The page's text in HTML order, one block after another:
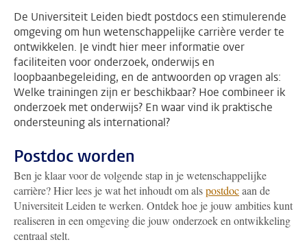
De Universiteit Leiden biedt postdocs een stimulerende
omgeving om hun wetenschappelijke carrière verder te
ontwikkelen. Je vindt hier meer informatie over
faciliteiten voor onderzoek, onderwijs en
loopbaanbegeleiding, en de antwoorden op vragen als:
Welke trainingen zijn er beschikbaar? Hoe combineer ik
onderzoek met onderwijs? En waar vind ik praktische
ondersteuning als international?
Postdoc worden
Ben je klaar voor de volgende stap in je wetenschappelijke
carrière? Hier lees je wat het inhoudt om alspostdocaan de
Universiteit Leiden te werken. Ontdek hoe je jouw ambities kunt
realiseren in een omgeving die jouw onderzoek en ontwikkeling
centraal stelt.